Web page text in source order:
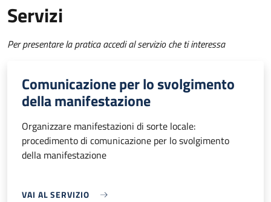
Servizi
Per presentare la pratica accedi al servizio che ti interessa
Comunicazione per lo svolgimento
della manifestazione
Organizzare manifestazioni di sorte locale:
procedimento di comunicazione per lo svolgimento
della manifestazione
VAI AL SERVIZIO